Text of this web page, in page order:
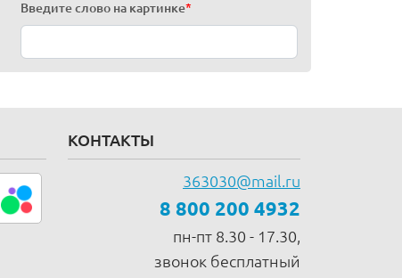
Введите слово на картинке*
КОНТАКТЫ
363030@mail.ru
8 800 200 4932
пн-пт 8.30 - 17.30,
звонок бесплатный